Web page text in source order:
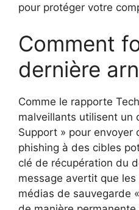
pour protéger votre
Comment
dernière
Comme le rapporte
malveillants utilisent un
Support » pour envoyer
phishing à des cibles
clé de récupération du
message avertit que
médias de sauvegarde